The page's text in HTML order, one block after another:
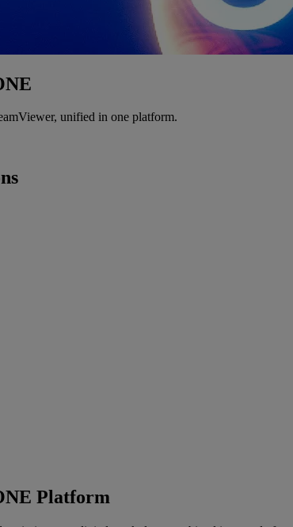
unified in one platform.
Platform